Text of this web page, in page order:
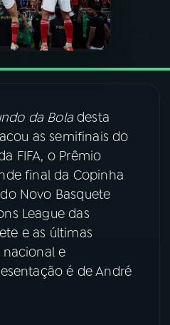
Facebook
X
da Boladesta
as semifinais do
FIFA, o Prêmio
final da Copinha
Novo Basquete
League das
e as últimas
e
é de André